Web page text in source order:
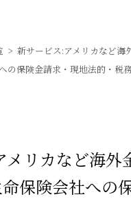
新サービス:アメリカなど海
の保険金請求・現地法的・税
メリカなど海外
保険会社への